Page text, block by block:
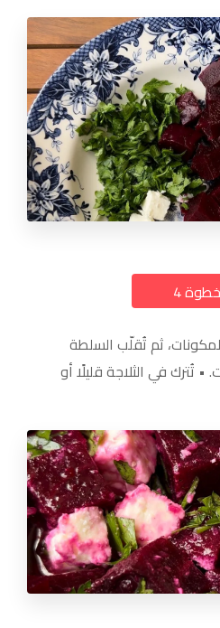
4
ثم تُقلّب السلطة
في الثلاجة قليلًا أو